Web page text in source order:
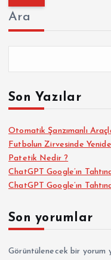
m
a
:
Ara
Son Yazılar
Otomatik Şanzımanlı
Futbolun Zirvesinde
Patetik Nedir ?
ChatGPT Google’ın
ChatGPT Google’ın
Son yorumlar
Görüntülenecek bir yorum